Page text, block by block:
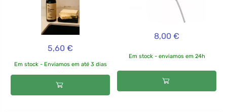
5,60 €
Em stock - Enviamos em até 3 dias
8,00 €
Em stock - enviamos em 24h